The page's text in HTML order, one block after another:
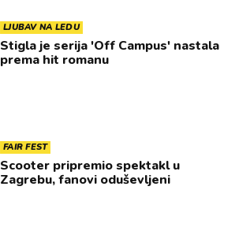
LJUBAV NA LEDU
Stigla je serija 'Off Campus' nastala
prema hit romanu
FAIR FEST
Scooter pripremio spektakl u
Zagrebu, fanovi oduševljeni